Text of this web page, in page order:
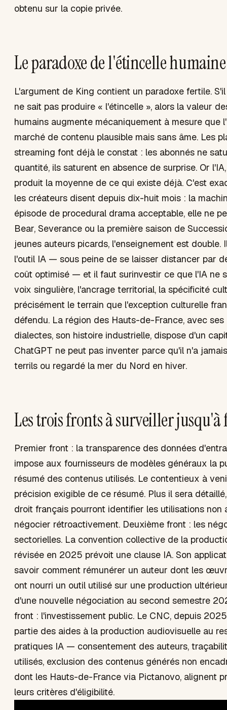
obtenu sur la copie privée.
Le paradoxe de l'étincelle humaine
L'argument de King contient un paradoxe fertile.
ne sait pas produire « l'étincelle », alors la valeur
humains augmente mécaniquement à mesure que
marché de contenu plausible mais sans âme. Les
streaming font déjà le constat : les abonnés ne
quantité, ils saturent en absence de surprise. Or
produit la moyenne de ce qui existe déjà. C'est
les créateurs disent depuis dix-huit mois : la
épisode de procedural drama acceptable, elle ne
Bear, Severance ou la première saison de
jeunes auteurs picards, l'enseignement est double.
l'outil IA — sous peine de se laisser distancer par
coût optimisé — et il faut surinvestir ce que l'IA ne
voix singulière, l'ancrage territorial, la spécificité
précisément le terrain que l'exception culturelle
défendu. La région des Hauts-de-France, avec ses
dialectes, son histoire industrielle, dispose d'un
ChatGPT ne peut pas inventer parce qu'il n'a
terrils ou regardé la mer du Nord en hiver.
Les trois fronts à surveiller jusqu'à
Premier front : la transparence des données
impose aux fournisseurs de modèles généraux la
résumé des contenus utilisés. Le contentieux à
précision exigible de ce résumé. Plus il sera
droit français pourront identifier les utilisations non
négocier rétroactivement. Deuxième front : les
sectorielles. La convention collective de la
révisée en 2025 prévoit une clause IA. Son
savoir comment rémunérer un auteur dont les
ont nourri un outil utilisé sur une production
d'une nouvelle négociation au second semestre
front : l'investissement public. Le CNC, depuis
partie des aides à la production audiovisuelle au
pratiques IA — consentement des auteurs,
utilisés, exclusion des contenus générés non
dont les Hauts-de-France via Pictanovo, alignent
leurs critères d'éligibilité.